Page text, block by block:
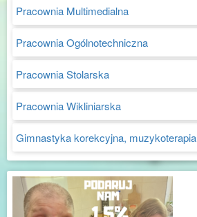
Pracownia Multimedialna
Pracownia Ogólnotechniczna
Pracownia Stolarska
Pracownia Wikliniarska
Gimnastyka korekcyjna, muzykoterapia